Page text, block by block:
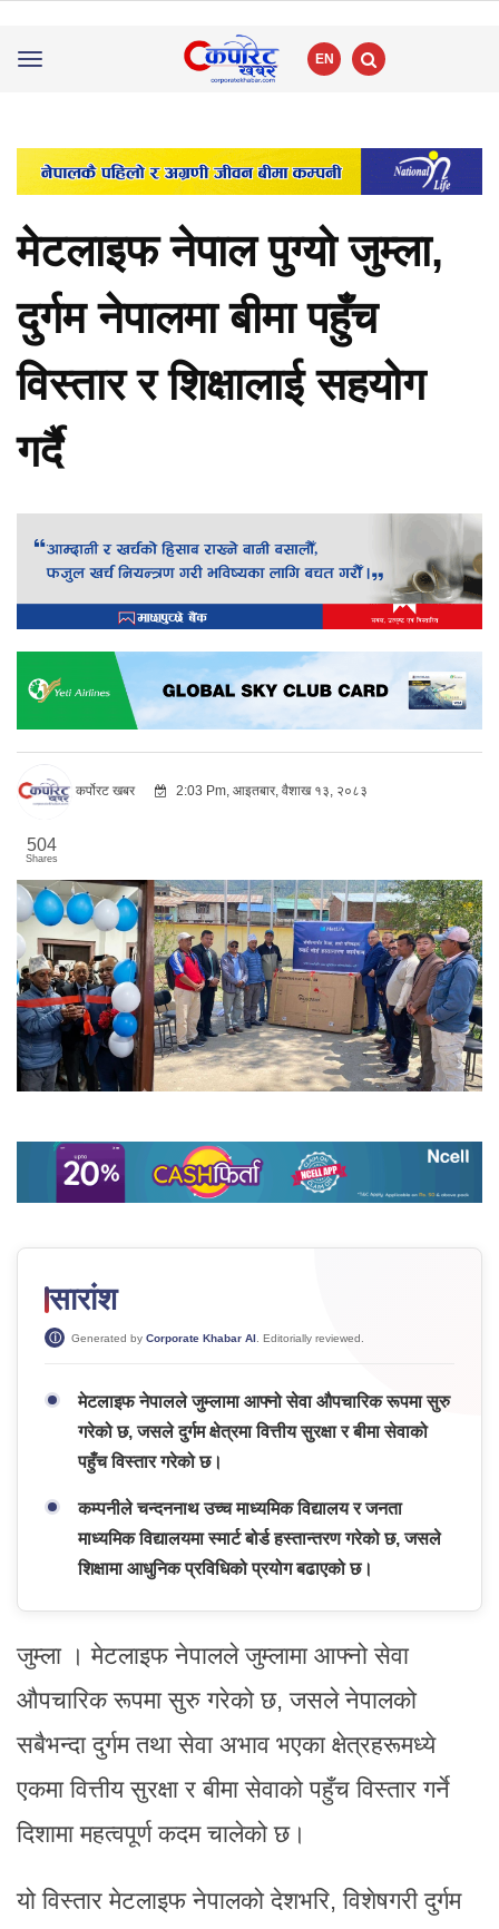
Toggle
EN
मेटलाइफ नेपाल पुग्यो जुम्ला,
दुर्गम नेपालमा बीमा पहुँच
विस्तार र शिक्षालाई सहयोग
गर्दै
कर्पोरट खबर 2:03 Pm, आइतबार, वैशाख १३, २०८३
504
Shares
सारांश
Generated by Corporate Khabar AI . Editorially reviewed.
मेटलाइफ नेपालले जुम्लामा आफ्नो सेवा औपचारिक रूपमा सुरु
गरेको छ, जसले दुर्गम क्षेत्रमा वित्तीय सुरक्षा र बीमा सेवाको
पहुँच विस्तार गरेको छ।
कम्पनीले चन्दननाथ उच्च माध्यमिक विद्यालय र जनता
माध्यमिक विद्यालयमा स्मार्ट बोर्ड हस्तान्तरण गरेको छ, जसले
शिक्षामा आधुनिक प्रविधिको प्रयोग बढाएको छ।
जुम्ला । मेटलाइफ नेपालले जुम्लामा आफ्नो सेवा
औपचारिक रूपमा सुरु गरेको छ, जसले नेपालको
सबैभन्दा दुर्गम तथा सेवा अभाव भएका क्षेत्रहरूमध्ये
एकमा वित्तीय सुरक्षा र बीमा सेवाको पहुँच विस्तार गर्ने
दिशामा महत्वपूर्ण कदम चालेको छ।
यो विस्तार मेटलाइफ नेपालको देशभरि, विशेषगरी दुर्गम